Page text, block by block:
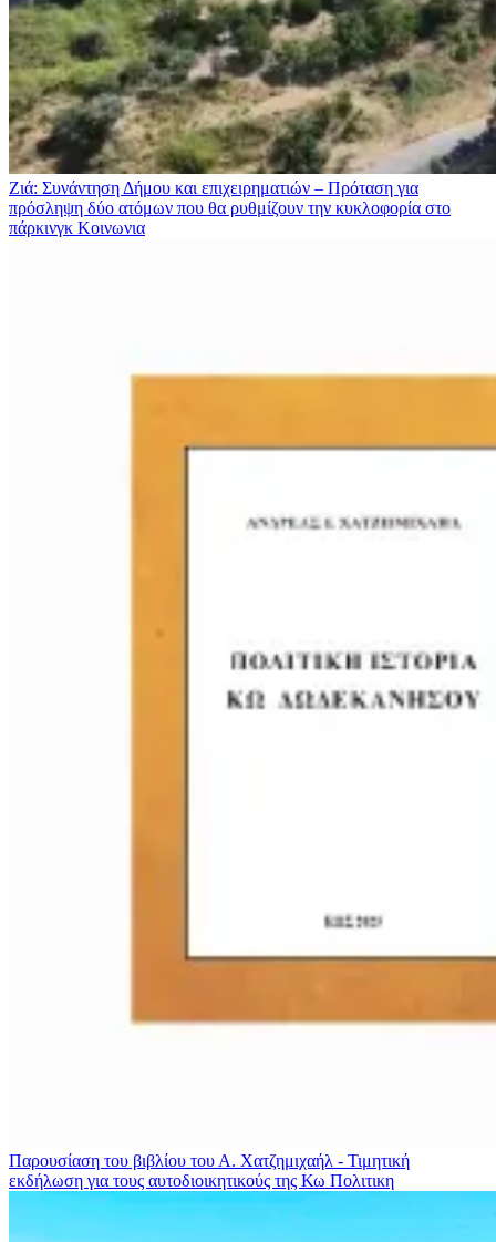
Ζιά: Συνάντηση Δήμου και επιχειρηματιών – Πρόταση για
πρόσληψη δύο ατόμων που θα ρυθμίζουν την κυκλοφορία στο
πάρκινγκ Κοινωνια
Παρουσίαση του βιβλίου του Α. Χατζημιχαήλ - Τιμητική
εκδήλωση για τους αυτοδιοικητικούς της Κω Πολιτικη